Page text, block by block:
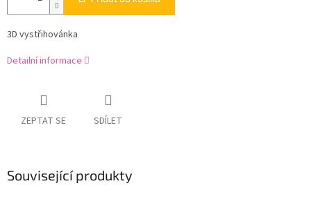
3D vystřihovánka
Detailní informace
ZEPTAT SE SDÍLET
Související produkty